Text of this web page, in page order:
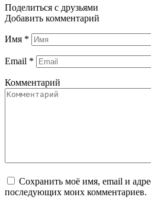
Поделиться с друзьями
Добавить комментарий
Имя *
Email *
Комментарий
Сохранить моё имя, email и
последующих моих комментариев.